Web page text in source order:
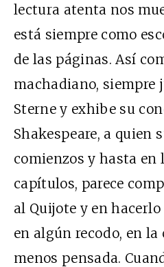
lectura atenta nos
está siempre como
de las páginas. Así
machadiano, siempre
Sterne y exhibe su
Shakespeare, a quien
comienzos y hasta en
capítulos, parece
al Quijote y en
en algún recodo, en
menos pensada.